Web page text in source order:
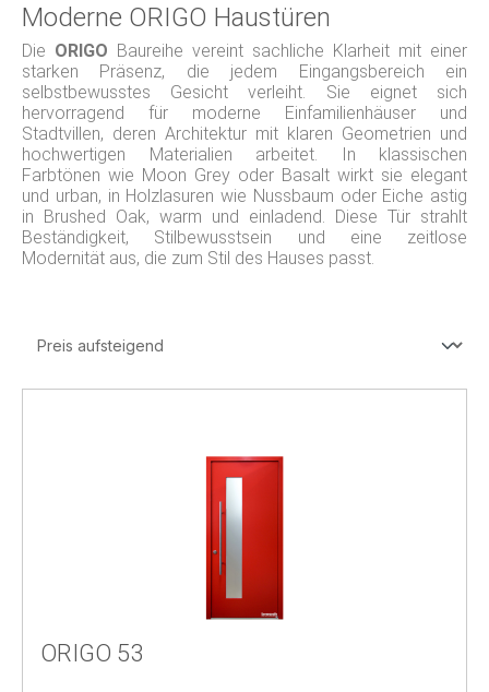
Moderne ORIGO Haustüren
Die ORIGO Baureihe vereint sachliche Klarheit mit einer
starken Präsenz, die jedem Eingangsbereich ein
selbstbewusstes Gesicht verleiht. Sie eignet sich
hervorragend für moderne Einfamilienhäuser und
Stadtvillen, deren Architektur mit klaren Geometrien und
hochwertigen Materialien arbeitet. In klassischen
Farbtönen wie Moon Grey oder Basalt wirkt sie elegant
und urban, in Holzlasuren wie Nussbaum oder Eiche astig
in Brushed Oak, warm und einladend. Diese Tür strahlt
Beständigkeit, Stilbewusstsein und eine zeitlose
Modernität aus, die zum Stil des Hauses passt.
ORIGO 53